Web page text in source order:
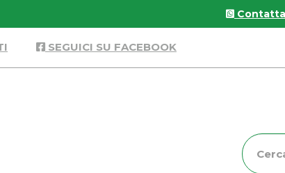
SEGUICI SU FACEBOOK
Cerca